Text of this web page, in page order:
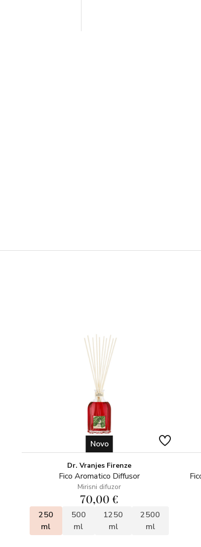
Novo
Dr. Vranjes Firenze
Fico Aromatico Diffusor
Mirisni difuzor
70,00 €
250
ml
500
ml
1250
ml
2500
ml